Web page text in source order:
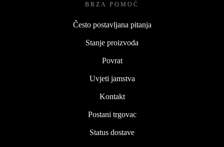
BRZA POMOĆ
Često postavljana pitanja
Stanje proizvoda
Povrat
Uvjeti jamstva
Kontakt
Postani trgovac
Status dostave